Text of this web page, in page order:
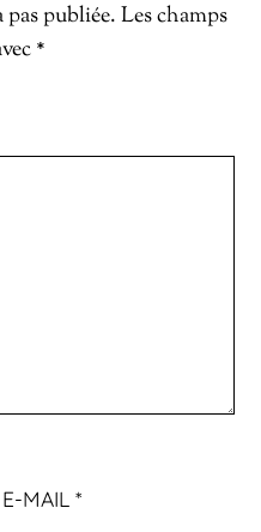
pas publiée. Les champs
*
E-MAIL*